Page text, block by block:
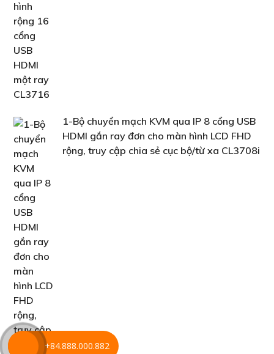
1-Bộ chuyển mạch KVM qua IP 8 cổng USB
HDMI gắn ray đơn cho màn hình LCD FHD
rộng, truy cập chia sẻ cục bộ/từ xa CL3708i
+84.888.000.882